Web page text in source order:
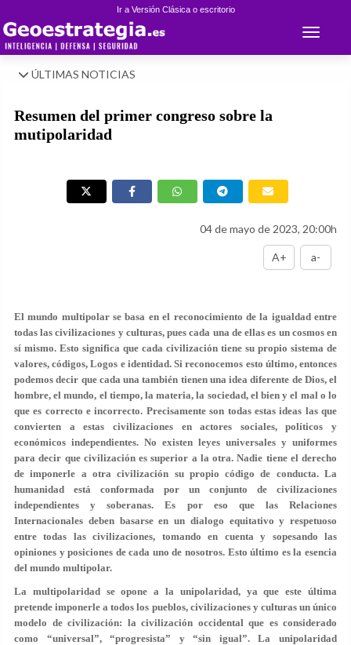
Ir a Versión Clásica o escritorio
Toggle
ÚLTIMAS NOTICIAS
Resumen del primer congreso sobre la
mutipolaridad
04 de mayo de 2023, 20:00h
A+ a-
El mundo multipolar se basa en el reconocimiento de la igualdad entre
todas las civilizaciones y culturas, pues cada una de ellas es un cosmos en
sí mismo. Esto significa que cada civilización tiene su propio sistema de
valores, códigos, Logos e identidad. Si reconocemos esto último, entonces
podemos decir que cada una también tienen una idea diferente de Dios, el
hombre, el mundo, el tiempo, la materia, la sociedad, el bien y el mal o lo
que es correcto e incorrecto. Precisamente son todas estas ideas las que
convierten a estas civilizaciones en actores sociales, políticos y
económicos independientes. No existen leyes universales y uniformes
para decir que civilización es superior a la otra. Nadie tiene el derecho
de imponerle a otra civilización su propio código de conducta. La
humanidad está conformada por un conjunto de civilizaciones
independientes y soberanas. Es por eso que las Relaciones
Internacionales deben basarse en un dialogo equitativo y respetuoso
entre todas las civilizaciones, tomando en cuenta y sopesando las
opiniones y posiciones de cada uno de nosotros. Esto último es la esencia
del mundo multipolar.
La multipolaridad se opone a la unipolaridad, ya que este última
pretende imponerle a todos los pueblos, civilizaciones y culturas un único
modelo de civilización: la civilización occidental que es considerado
como “universal”, “progresista” y “sin igual”. La unipolaridad